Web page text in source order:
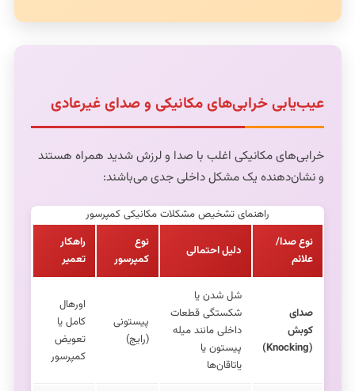
عیب‌یابی خرابی‌های مکانیکی و صدای غیرعادی
خرابی‌های مکانیکی اغلب با صدا و لرزش شدید همراه هستند
و نشان‌دهنده یک مشکل داخلی جدی می‌باشند:
راهنمای تشخیص مشکلات مکانیکی کمپرسور
نوع صدا/
علائم
دلیل احتمالی
نوع
کمپرسور
راهکار
تعمیر
صدای
کوبش
(Knocking)
شل شدن یا
شکستگی قطعات
داخلی مانند میله
پیستون یا
یاتاقان‌ها
پیستونی
(رایج)
اورهال
کامل یا
تعویض
کمپرسور